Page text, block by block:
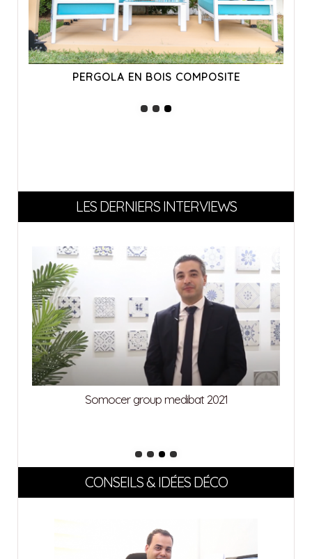
PERGOLA EN BOIS COMPOSITE
LES DERNIERS INTERVIEWS
Urbat medibat 2021
CONSEILS & IDÉES DÉCO